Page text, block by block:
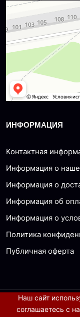
Наш сайт
соглашаетесь с
Dzerzhinsk
Ulitsa Tereshkovoy, 77
ИНФОРМАЦИЯ
Контактная
Информация о
Информация о
Информация об
Информация о
Политика
Публичная оферта
©